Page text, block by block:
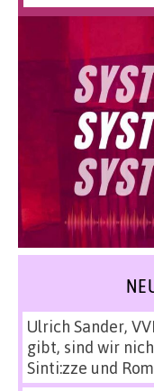
Ulrich Sander,
gibt, sind wir
Sinti:zze und